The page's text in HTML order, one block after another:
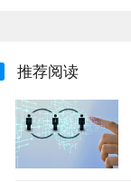
推荐阅读